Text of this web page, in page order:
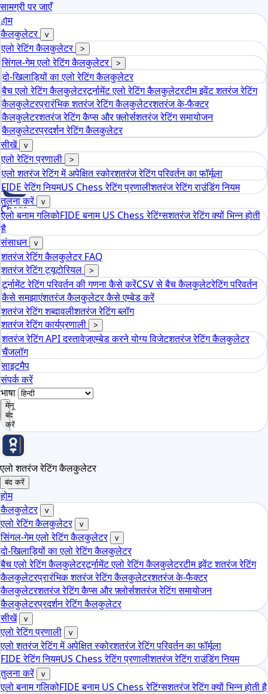
सामग्री पर जाएँ
Chess
tools
एलो शतरंज रेटिंग कैलकुलेटर
होम
कैलकुलेटर
v
एलो रेटिंग कैलकुलेटर >
सिंगल-गेम एलो रेटिंग कैलकुलेटर >
दो-खिलाड़ियों का एलो रेटिंग कैलकुलेटर
बैच एलो रेटिंग कैलकुलेटरटूर्नामेंट एलो रेटिंग कैलकुलेटरटीम इवेंट शतरंज रेटिंग
कैलकुलेटरप्रारंभिक शतरंज रेटिंग कैलकुलेटरशतरंज के-फैक्टर
कैलकुलेटरशतरंज रेटिंग कैप्स और फ़्लोर्सशतरंज रेटिंग समायोजन
कैलकुलेटरप्रदर्शन रेटिंग कैलकुलेटर
सीखें
v
एलो रेटिंग प्रणाली >
एलो शतरंज रेटिंग में अपेक्षित स्कोरशतरंज रेटिंग परिवर्तन का फॉर्मूला
FIDE रेटिंग नियमUS Chess रेटिंग प्रणालीशतरंज रेटिंग राउंडिंग नियम
तुलना करें
v
एलो बनाम गलिकोFIDE बनाम US Chess रेटिंग्सशतरंज रेटिंग क्यों भिन्न होती
है
संसाधन
v
शतरंज रेटिंग कैलकुलेटर FAQ
शतरंज रेटिंग ट्यूटोरियल
>
टूर्नामेंट रेटिंग परिवर्तन की गणना कैसे करेंCSV से बैच कैलकुलेटरेटिंग परिवर्तन
कैसे समझाएंशतरंज कैलकुलेटर कैसे एम्बेड करें
शतरंज रेटिंग शब्दावलीशतरंज रेटिंग ब्लॉग
शतरंज रेटिंग कार्यप्रणाली
>
शतरंज रेटिंग API दस्तावेज़एम्बेड करने योग्य विजेटशतरंज रेटिंग कैलकुलेटर
चैंजलॉग
साइटमैप
संपर्क करें
भाषा
मेनू
बंद
करें
एलो शतरंज रेटिंग कैलकुलेटर
बंद करें
होम
कैलकुलेटर
v
एलो रेटिंग कैलकुलेटर v
सिंगल-गेम एलो रेटिंग कैलकुलेटर v
दो-खिलाड़ियों का एलो रेटिंग कैलकुलेटर
बैच एलो रेटिंग कैलकुलेटरटूर्नामेंट एलो रेटिंग कैलकुलेटरटीम इवेंट शतरंज रेटिंग
कैलकुलेटरप्रारंभिक शतरंज रेटिंग कैलकुलेटरशतरंज के-फैक्टर
कैलकुलेटरशतरंज रेटिंग कैप्स और फ़्लोर्सशतरंज रेटिंग समायोजन
कैलकुलेटरप्रदर्शन रेटिंग कैलकुलेटर
सीखें
v
एलो रेटिंग प्रणाली v
एलो शतरंज रेटिंग में अपेक्षित स्कोरशतरंज रेटिंग परिवर्तन का फॉर्मूला
FIDE रेटिंग नियमUS Chess रेटिंग प्रणालीशतरंज रेटिंग राउंडिंग नियम
तुलना करें
v
एलो बनाम गलिकोFIDE बनाम US Chess रेटिंग्सशतरंज रेटिंग क्यों भिन्न होती है